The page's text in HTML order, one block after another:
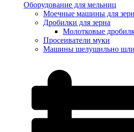
Оборудование для мельниц
Моечные машины для
Дробилки для зерна
Молотковые
Просеиватели муки
Машины шелушильно